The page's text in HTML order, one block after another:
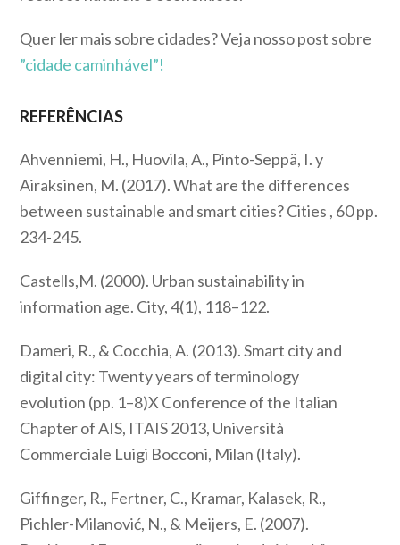
Quer ler mais sobre cidades? Veja nosso post sobre
”cidade caminhável”!
REFERÊNCIAS
Ahvenniemi, H., Huovila, A., Pinto-Seppä, I. y
Airaksinen, M. (2017). What are the differences
between sustainable and smart cities? Cities , 60 pp.
234-245.
Castells,M. (2000). Urban sustainability in
information age. City, 4(1), 118–122.
Dameri, R., & Cocchia, A. (2013). Smart city and
digital city: Twenty years of terminology
evolution (pp. 1–8)X Conference of the Italian
Chapter of AIS, ITAIS 2013, Università
Commerciale Luigi Bocconi, Milan (Italy).
Giffinger, R., Fertner, C., Kramar, Kalasek, R.,
Pichler-Milanović, N., & Meijers, E. (2007).